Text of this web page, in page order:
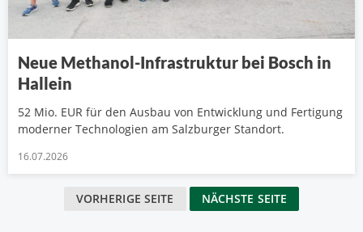
Neue Methanol-Infrastruktur bei Bosch in
Hallein
52 Mio. EUR für den Ausbau von Entwicklung und Fertigung
moderner Technologien am Salzburger Standort.
16.07.2026
VORHERIGE SEITE NÄCHSTE SEITE